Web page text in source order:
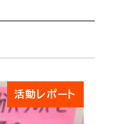
活動レポート